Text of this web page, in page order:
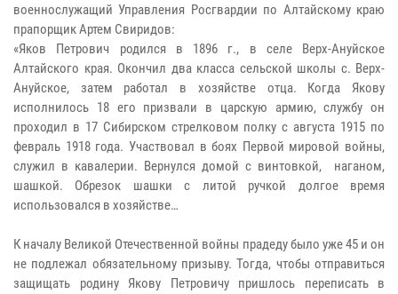
военнослужащий Управления Росгвардии по Алтайскому краю
прапорщик Артем Свиридов:
«Яков Петрович родился в 1896 г., в селе Верх-Ануйское
Алтайского края. Окончил два класса сельской школы с. Верх-
Ануйское, затем работал в хозяйстве отца. Когда Якову
исполнилось 18 его призвали в царскую армию, службу он
проходил в 17 Сибирском стрелковом полку с августа 1915 по
февраль 1918 года. Участвовал в боях Первой мировой войны,
служил в кавалерии. Вернулся домой с винтовкой, наганом,
шашкой. Обрезок шашки с литой ручкой долгое время
использовался в хозяйстве…
К началу Великой Отечественной войны прадеду было уже 45 и он
не подлежал обязательному призыву. Тогда, чтобы отправиться
защищать родину Якову Петровичу пришлось переписать в